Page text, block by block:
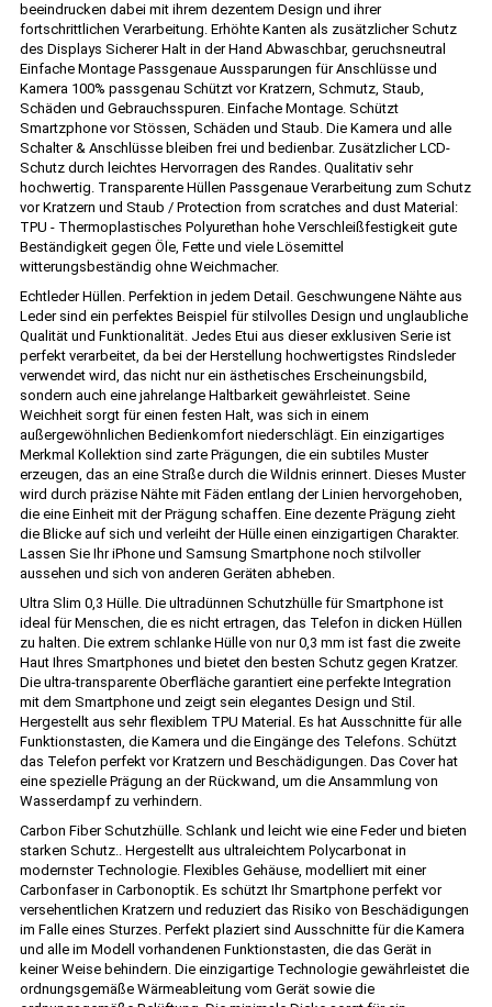
beeindrucken dabei mit ihrem dezentem Design und ihrer
fortschrittlichen Verarbeitung. Erhöhte Kanten als zusätzlicher Schutz
des Displays Sicherer Halt in der Hand Abwaschbar, geruchsneutral
Einfache Montage Passgenaue Aussparungen für Anschlüsse und
Kamera 100% passgenau Schützt vor Kratzern, Schmutz, Staub,
Schäden und Gebrauchsspuren. Einfache Montage. Schützt
Smartzphone vor Stössen, Schäden und Staub. Die Kamera und alle
Schalter & Anschlüsse bleiben frei und bedienbar. Zusätzlicher LCD-
Schutz durch leichtes Hervorragen des Randes. Qualitativ sehr
hochwertig. Transparente Hüllen Passgenaue Verarbeitung zum Schutz
vor Kratzern und Staub / Protection from scratches and dust Material:
TPU - Thermoplastisches Polyurethan hohe Verschleißfestigkeit gute
Beständigkeit gegen Öle, Fette und viele Lösemittel
witterungsbeständig ohne Weichmacher.
Echtleder Hüllen. Perfektion in jedem Detail. Geschwungene Nähte aus
Leder sind ein perfektes Beispiel für stilvolles Design und unglaubliche
Qualität und Funktionalität. Jedes Etui aus dieser exklusiven Serie ist
perfekt verarbeitet, da bei der Herstellung hochwertigstes Rindsleder
verwendet wird, das nicht nur ein ästhetisches Erscheinungsbild,
sondern auch eine jahrelange Haltbarkeit gewährleistet. Seine
Weichheit sorgt für einen festen Halt, was sich in einem
außergewöhnlichen Bedienkomfort niederschlägt. Ein einzigartiges
Merkmal Kollektion sind zarte Prägungen, die ein subtiles Muster
erzeugen, das an eine Straße durch die Wildnis erinnert. Dieses Muster
wird durch präzise Nähte mit Fäden entlang der Linien hervorgehoben,
die eine Einheit mit der Prägung schaffen. Eine dezente Prägung zieht
die Blicke auf sich und verleiht der Hülle einen einzigartigen Charakter.
Lassen Sie Ihr iPhone und Samsung Smartphone noch stilvoller
aussehen und sich von anderen Geräten abheben.
Ultra Slim 0,3 Hülle. Die ultradünnen Schutzhülle für Smartphone ist
ideal für Menschen, die es nicht ertragen, das Telefon in dicken Hüllen
zu halten. Die extrem schlanke Hülle von nur 0,3 mm ist fast die zweite
Haut Ihres Smartphones und bietet den besten Schutz gegen Kratzer.
Die ultra-transparente Oberfläche garantiert eine perfekte Integration
mit dem Smartphone und zeigt sein elegantes Design und Stil.
Hergestellt aus sehr flexiblem TPU Material. Es hat Ausschnitte für alle
Funktionstasten, die Kamera und die Eingänge des Telefons. Schützt
das Telefon perfekt vor Kratzern und Beschädigungen. Das Cover hat
eine spezielle Prägung an der Rückwand, um die Ansammlung von
Wasserdampf zu verhindern.
Carbon Fiber Schutzhülle. Schlank und leicht wie eine Feder und bieten
starken Schutz.. Hergestellt aus ultraleichtem Polycarbonat in
modernster Technologie. Flexibles Gehäuse, modelliert mit einer
Carbonfaser in Carbonoptik. Es schützt Ihr Smartphone perfekt vor
versehentlichen Kratzern und reduziert das Risiko von Beschädigungen
im Falle eines Sturzes. Perfekt plaziert sind Ausschnitte für die Kamera
und alle im Modell vorhandenen Funktionstasten, die das Gerät in
keiner Weise behindern. Die einzigartige Technologie gewährleistet die
ordnungsgemäße Wärmeableitung vom Gerät sowie die